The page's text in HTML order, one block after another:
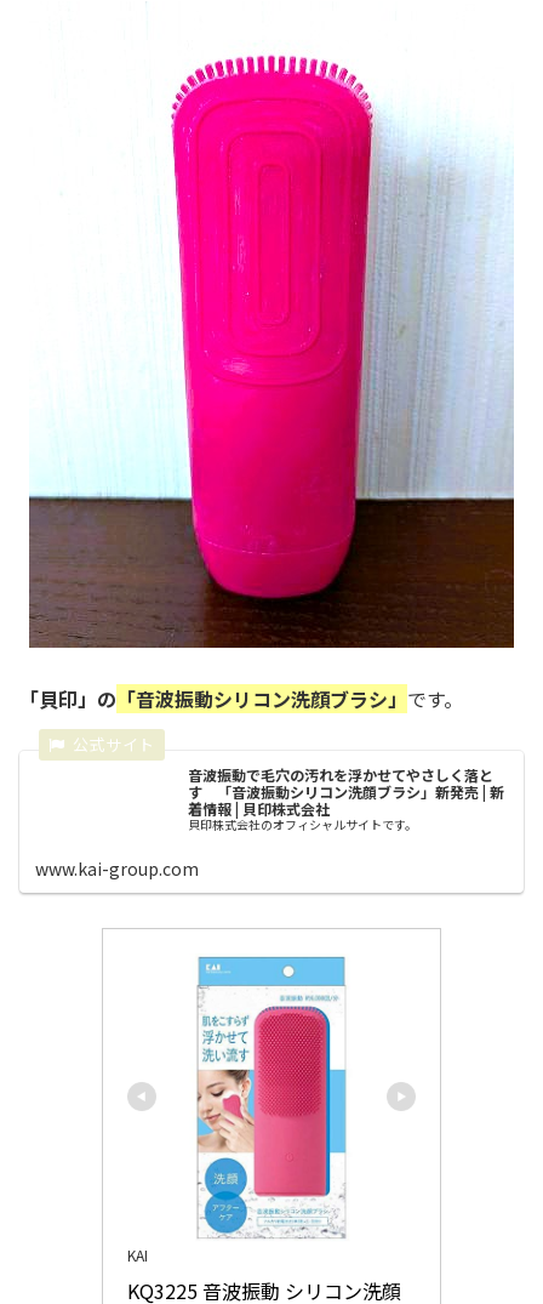
「貝印」の 「音波振動シリコン洗顔ブラシ」 です。
音波振動で毛穴の汚れを浮かせてやさしく落と
す 「音波振動シリコン洗顔ブラシ」新発売 | 新
着情報 | 貝印株式会社
貝印株式会社のオフィシャルサイトです。
www.kai-group.com
KAI
KQ3225 音波振動 シリコン洗顔